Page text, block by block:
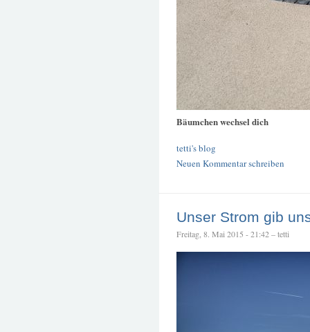
Bäumchen wechsel dich
tetti's blog
Neuen Kommentar schreiben
Unser Strom gib
Freitag, 8. Mai 2015 - 21:42 – tetti